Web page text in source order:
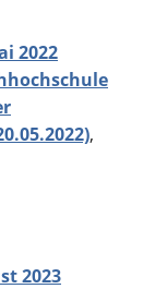
2022
,
2023